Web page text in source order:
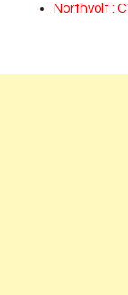
Northvolt :